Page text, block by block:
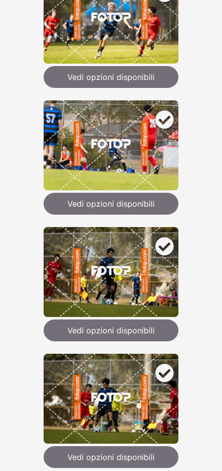
Vedi opzioni disponibili
Vedi opzioni disponibili
Vedi opzioni disponibili
Vedi opzioni disponibili